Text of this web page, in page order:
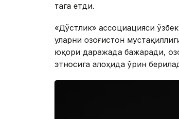
тага етди.
«Дўстлик» ассоциацияси
уларни Қозоғистон
юқори даражада бажаради,
этносига алоҳида ўрин